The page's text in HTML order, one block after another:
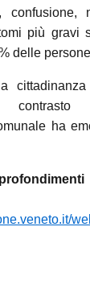
confusione,
più gravi
delle
cittadinanza
ha